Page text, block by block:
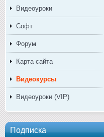
Видеоуроки
Софт
Форум
Карта сайта
Видеокурсы
Видеоуроки (VIP)
Подписка